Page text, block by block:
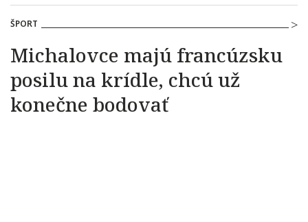
ŠPORT